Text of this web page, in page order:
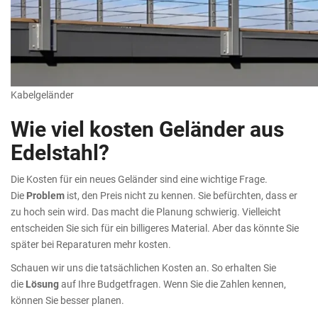
Kabelgeländer
Wie viel kosten Geländer aus
Edelstahl?
Die Kosten für ein neues Geländer sind eine wichtige Frage.
Die Problem ist, den Preis nicht zu kennen. Sie befürchten, dass er
zu hoch sein wird. Das macht die Planung schwierig. Vielleicht
entscheiden Sie sich für ein billigeres Material. Aber das könnte Sie
später bei Reparaturen mehr kosten.
Schauen wir uns die tatsächlichen Kosten an. So erhalten Sie
die Lösungauf Ihre Budgetfragen. Wenn Sie die Zahlen kennen,
können Sie besser planen.